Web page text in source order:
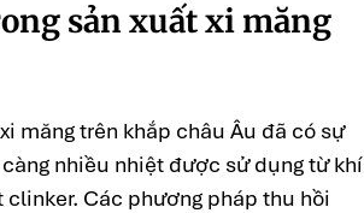
sản xuất xi măng
măng trên khắp châu Âu đã có sự
nhiều nhiệt được sử dụng từ khí
Các phương pháp thu hồi